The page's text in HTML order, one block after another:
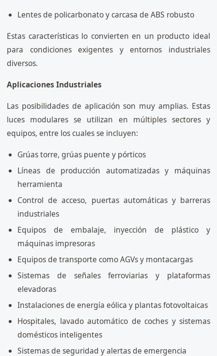
Lentes de policarbonato y carcasa de ABS robusto
Estas características lo convierten en un producto ideal
para condiciones exigentes y entornos industriales
diversos.
Aplicaciones Industriales
Las posibilidades de aplicación son muy amplias. Estas
luces modulares se utilizan en múltiples sectores y
equipos, entre los cuales se incluyen:
Grúas torre, grúas puente y pórticos
Líneas de producción automatizadas y máquinas
herramienta
Control de acceso, puertas automáticas y barreras
industriales
Equipos de embalaje, inyección de plástico y
máquinas impresoras
Equipos de transporte como AGVs y montacargas
Sistemas de señales ferroviarias y plataformas
elevadoras
Instalaciones de energía eólica y plantas fotovoltaicas
Hospitales, lavado automático de coches y sistemas
domésticos inteligentes
Sistemas de seguridad y alertas de emergencia